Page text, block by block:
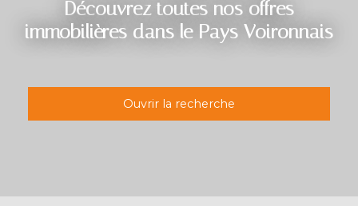
Découvrez toutes nos offres
immobilières dans le Pays Voironnais
Ouvrir la recherche
Type de bien